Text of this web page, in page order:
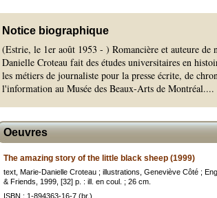
Notice biographique
(Estrie, le 1er août 1953 - ) Romancière et auteure de
Danielle Croteau fait des études universitaires en
les métiers de journaliste pour la presse écrite, de
l'information au Musée des Beaux-Arts de Montréal....
Oeuvres
The amazing story of the little black sheep (1999)
text, Marie-Danielle Croteau ; illustrations, Geneviève Côté ;
& Friends, 1999, [32] p. : ill. en coul. ; 26 cm.
ISBN : 1-894363-16-7 (br.)